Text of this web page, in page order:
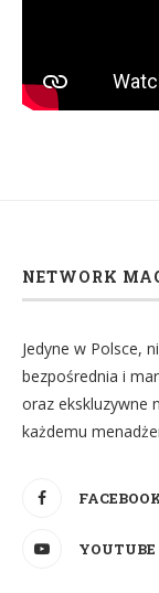
NETWORK
Jedyne w Polsce,
bezpośrednia i
oraz ekskluzywne
każdemu
YOUTUBE